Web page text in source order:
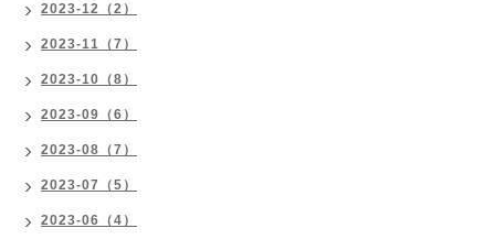
2023-12（2）
2023-11（7）
2023-10（8）
2023-09（6）
2023-08（7）
2023-07（5）
2023-06（4）